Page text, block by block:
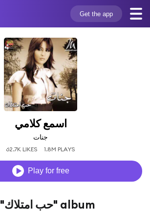
Get the app
اسمع كلامي
جنات
62.7K LIKES 1.8M PLAYS
Play for free
More from "حب امتلاك" album